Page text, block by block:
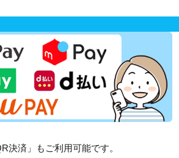
決済」もご利用可能です。